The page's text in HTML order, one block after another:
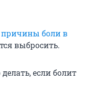
боли в
выбросить.
если болит